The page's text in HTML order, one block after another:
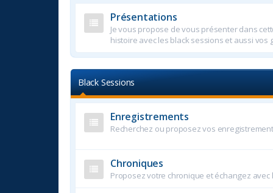
Présentations
Je vous propose de vous présenter dans
histoire avec les black sessions et aussi vos
Black Sessions
Enregistrements
Recherchez ou proposez vos
Chroniques
Proposez votre chronique et échangez